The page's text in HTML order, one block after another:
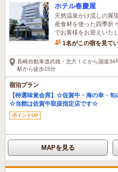
ホテル春慶屋
天然温泉かけ流しの展
産食材を使った四季折
でお客様をお迎えいた
1名がこの宿を見て
長崎自動車道武雄・北方ＩＣから国道
駅から徒歩15分
宿泊プラン
【特選味覚会席】☆佐賀牛・海の幸・
☆当館は佐賀牛取扱指定店です☆
ポイントUP
MAPを見る